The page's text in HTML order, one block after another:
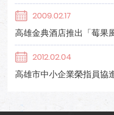
2009.02.17
高雄金典酒店推出「莓果
2012.02.04
高雄市中小企業榮指員協